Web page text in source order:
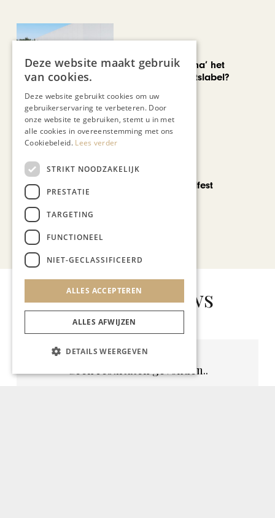
Is ‘Made in China’ het
nieuwe kwaliteitslabel?
CHAPEAU TV
Noorbeek Foodfest
Bekijk alle artikelen
Gerelateerd nieuws
Geen resultaten gevonden..
Deze website maakt gebruik
van cookies.
Deze website gebruikt cookies om uw
gebruikerservaring te verbeteren. Door
onze website te gebruiken, stemt u in met
alle cookies in overeenstemming met ons
Cookiebeleid. Lees verder
STRIKT NOODZAKELIJK
PRESTATIE
TARGETING
FUNCTIONEEL
NIET-GECLASSIFICEERD
ALLES ACCEPTEREN
ALLES AFWIJZEN
DETAILS WEERGEVEN